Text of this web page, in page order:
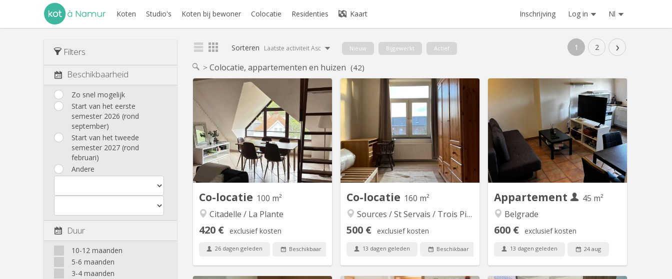
Koten Studio's Koten bij bewoner Colocatie Residenties Kaart Inschrijving Log in Nl
Filters
Beschikbaarheid
Zo snel mogelijk
Start van het eerste
semester 2026 (rond
september)
Start van het tweede
semester 2027 (rond
februari)
Andere
Duur
10-12 maanden
5-6 maanden
3-4 maanden
1 2 ›
Sorteren Laatste activiteit Asc Nieuw Bijgewerkt Actief
Colocatie, appartementen en huizen (42)
Co-locatie 100 m²
Citadelle / La Plante
420 € exclusief kosten
26 dagen geleden Beschikbaar
KN 5834
Une chambre se libère dans une
chouette colocation composée de 3
personnes (dont 2 étudiants en 3e
Bachelier) au sein d’un appartement à
Salzinnes rue Antoine Del Marmol.
L’appartement est entièrement full
équipé et se situe au 4e étage d’un
immeuble muni d’un ascenseur. - les
Co-locatie 160 m²
Sources / St Servais / Trois Piliers
500 € exclusief kosten
13 dagen geleden Beschikbaar
KN 5698
📍 Saint-Servais (Namur) – Colocation
meublée fraîchement rénovée 🏡 4
chambres | Jardin + terrasse 🚆 Train
direct Namur → Bruxelles-Luxembourg
(Quartier Européen) : 45 min 🚶 Gare
de Namur à pied 💪 À côté du Basic Fit
🚌 Arrêt TEC à 2 pas 🏠 Configuration :
➡️ RDC : salon, salle à manger,...
Appartement
45 m²
Belgrade
600 € exclusief kosten
13 dagen geleden 24 aug
KN 5877
Bonjour, Je propose mon appartement
à Namur en sous-location du 1er
septembre au 1er février. Parfait si tu
es en stage à Namur ou que tu viens
en Erasmus pendant le premier
semestre ! Disponibilité : Du 1er
septembre au 1er février → 5 mois
(dates flexibles). Description de